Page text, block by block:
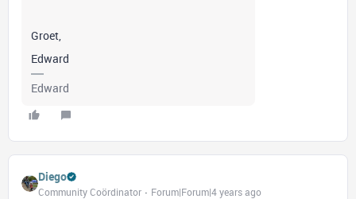
Groet,
Edward
Edward
Diego
Community Coördinator Forum|Forum|4 years ago